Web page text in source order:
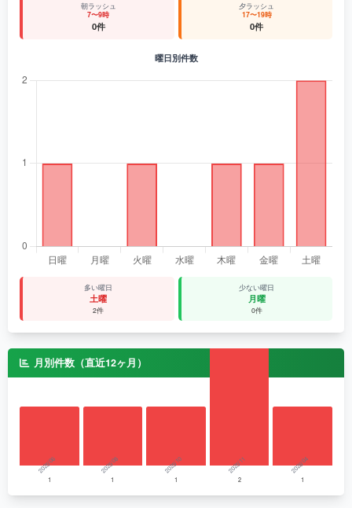
朝ラッシュ
7〜9時
0件
夕ラッシュ
17〜19時
0件
曜日別件数
多い曜日
土曜
2件
少ない曜日
月曜
0件
月別件数（直近12ヶ月）
2025/06
1
2025/08
1
2025/10
1
2025/11
2
2026/04
1